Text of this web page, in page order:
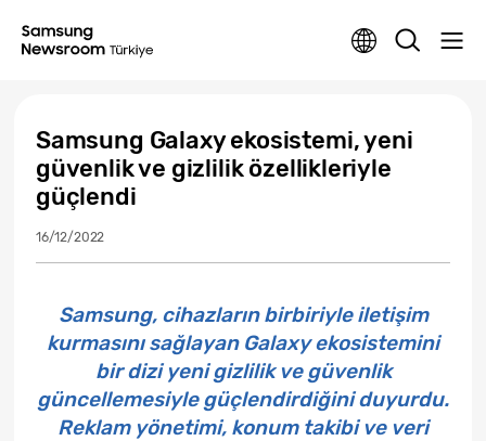
Samsung Galaxy ekosistemi, yeni
güvenlik ve gizlilik özellikleriyle
güçlendi
16/12/2022
Samsung, cihazların birbiriyle iletişim
kurmasını sağlayan Galaxy ekosistemini
bir dizi yeni gizlilik ve güvenlik
güncellemesiyle güçlendirdiğini duyurdu.
Reklam yönetimi, konum takibi ve veri